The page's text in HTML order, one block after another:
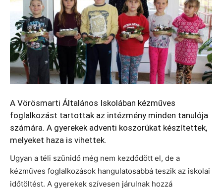
A Vörösmarti Általános Iskolában kézműves
foglalkozást tartottak az intézmény minden tanulója
számára. A gyerekek adventi koszorúkat készítettek,
melyeket haza is vihettek.
Ugyan a téli szünidő még nem kezdődött el, de a
kézműves foglalkozások hangulatosabbá teszik az iskolai
időtöltést. A gyerekek szívesen járulnak hozzá